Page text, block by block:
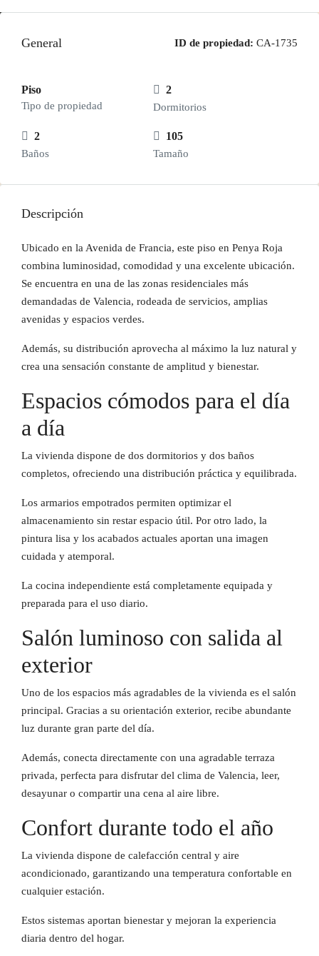
General ID de propiedad: CA-1735
Piso
Tipo de propiedad
2
Dormitorios
2
Baños
105
Tamaño
Descripción
Ubicado en la Avenida de Francia, este piso en Penya Roja
combina luminosidad, comodidad y una excelente ubicación.
Se encuentra en una de las zonas residenciales más
demandadas de Valencia, rodeada de servicios, amplias
avenidas y espacios verdes.
Además, su distribución aprovecha al máximo la luz natural y
crea una sensación constante de amplitud y bienestar.
Espacios cómodos para el día
a día
La vivienda dispone de dos dormitorios y dos baños
completos, ofreciendo una distribución práctica y equilibrada.
Los armarios empotrados permiten optimizar el
almacenamiento sin restar espacio útil. Por otro lado, la
pintura lisa y los acabados actuales aportan una imagen
cuidada y atemporal.
La cocina independiente está completamente equipada y
preparada para el uso diario.
Salón luminoso con salida al
exterior
Uno de los espacios más agradables de la vivienda es el salón
principal. Gracias a su orientación exterior, recibe abundante
luz durante gran parte del día.
Además, conecta directamente con una agradable terraza
privada, perfecta para disfrutar del clima de Valencia, leer,
desayunar o compartir una cena al aire libre.
Confort durante todo el año
La vivienda dispone de calefacción central y aire
acondicionado, garantizando una temperatura confortable en
cualquier estación.
Estos sistemas aportan bienestar y mejoran la experiencia
diaria dentro del hogar.